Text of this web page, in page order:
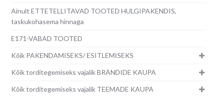
Ainult ETTETELLITAVAD TOOTED HULGIPAKENDIS,
taskukohasema hinnaga
E171-VABAD TOOTED
Kõik PAKENDAMISEKS/ ESITLEMISEKS
Kõik torditegemiseks vajalik BRÄNDIDE KAUPA
Kõik torditegemiseks vajalik TEEMADE KAUPA